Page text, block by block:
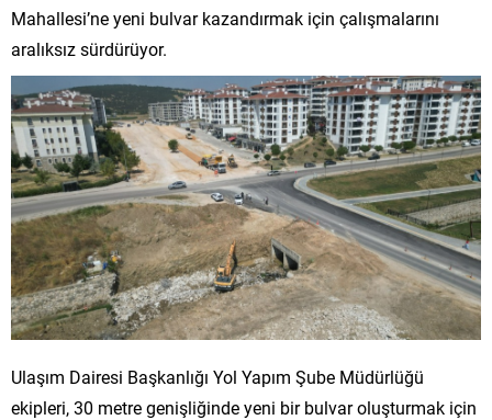
Mahallesi’ne yeni bulvar kazandırmak için çalışmalarını
aralıksız sürdürüyor.
Ulaşım Dairesi Başkanlığı Yol Yapım Şube Müdürlüğü
ekipleri, 30 metre genişliğinde yeni bir bulvar oluşturmak için